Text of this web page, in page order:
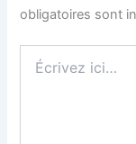
obligatoires sont
ici…